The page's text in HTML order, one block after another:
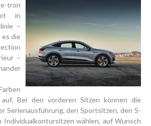
in
–
es die
–
auf. Bei den vorderen Sitzen können die
Serienausführung, den Sportsitzen, den S-
Individualkontursitzen wählen, auf Wunsch